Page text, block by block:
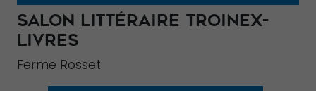
SALON LITTÉRAIRE TROINEX-
LIVRES
Ferme Rosset